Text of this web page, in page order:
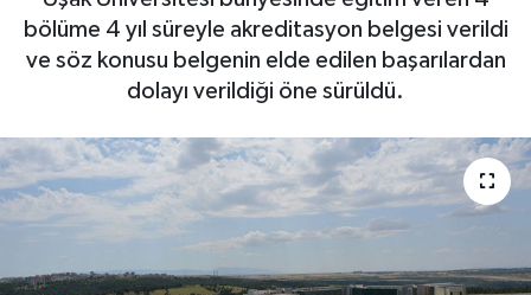
bölüme 4 yıl süreyle akreditasyon belgesi verildi
ve söz konusu belgenin elde edilen başarılardan
dolayı verildiği öne sürüldü.